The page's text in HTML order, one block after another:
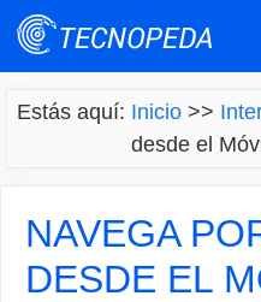
Saltar
Estás aquí: Inicio>>
desde el
NAVEGA
DESDE EL